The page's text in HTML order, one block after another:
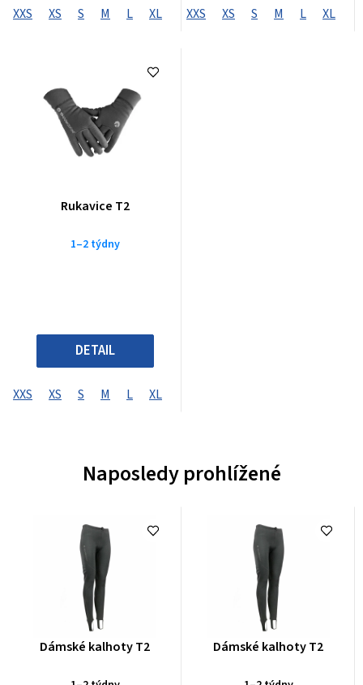
XXS XS S M L XL XXL XXXL XXXXL
XXS XS S M L XL
Rukavice T2
1–2 týdny
DETAIL
XXS XS S M L XL
Naposledy prohlížené
Průměrné
Dámské kalhoty T2
Průměrné
Dámské kalhoty T2